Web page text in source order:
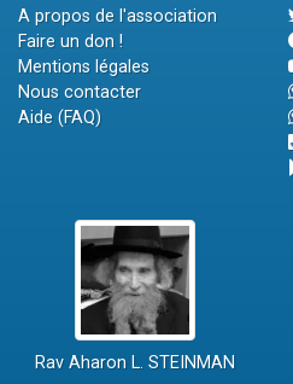
A propos de l'association
Faire un don !
Mentions légales
Nous contacter
Aide (FAQ)
Rav Aharon L. STEINMAN